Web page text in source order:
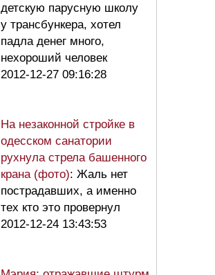
детскую парусную школу
у трансбункера, хотел
падла денег много,
нехороший человек
2012-12-27 09:16:28
На незаконной стройке в
одесском санатории
рухнула стрела башенного
крана (фото): Жаль нет
пострадавших, а именно
тех кто это провернул
2012-12-24 13:43:53